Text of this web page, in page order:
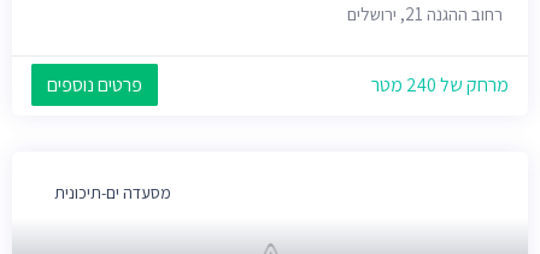
רחוב ההגנה 21, ירושלים
מרחק של 240 מטר פרטים נוספים
מסעדה ים-תיכונית